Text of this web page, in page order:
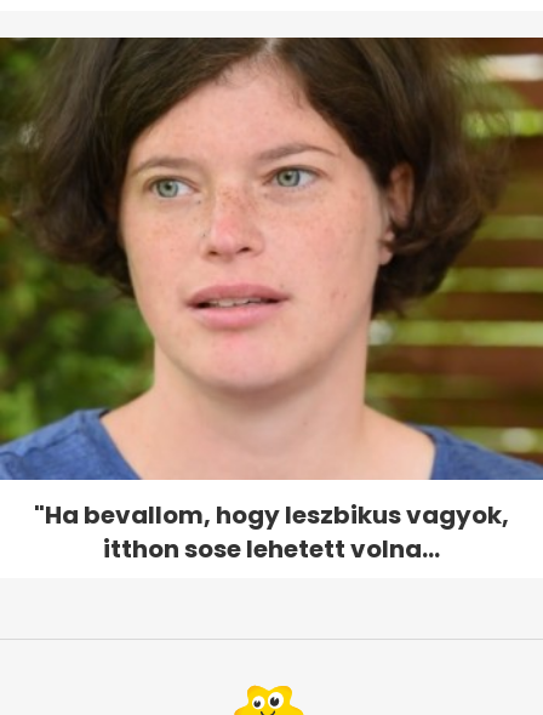
"Ha bevallom, hogy leszbikus vagyok,
itthon sose lehetett volna...